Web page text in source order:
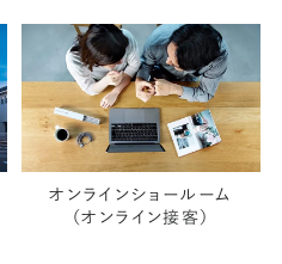
オンラインショールーム
（オンライン接客）